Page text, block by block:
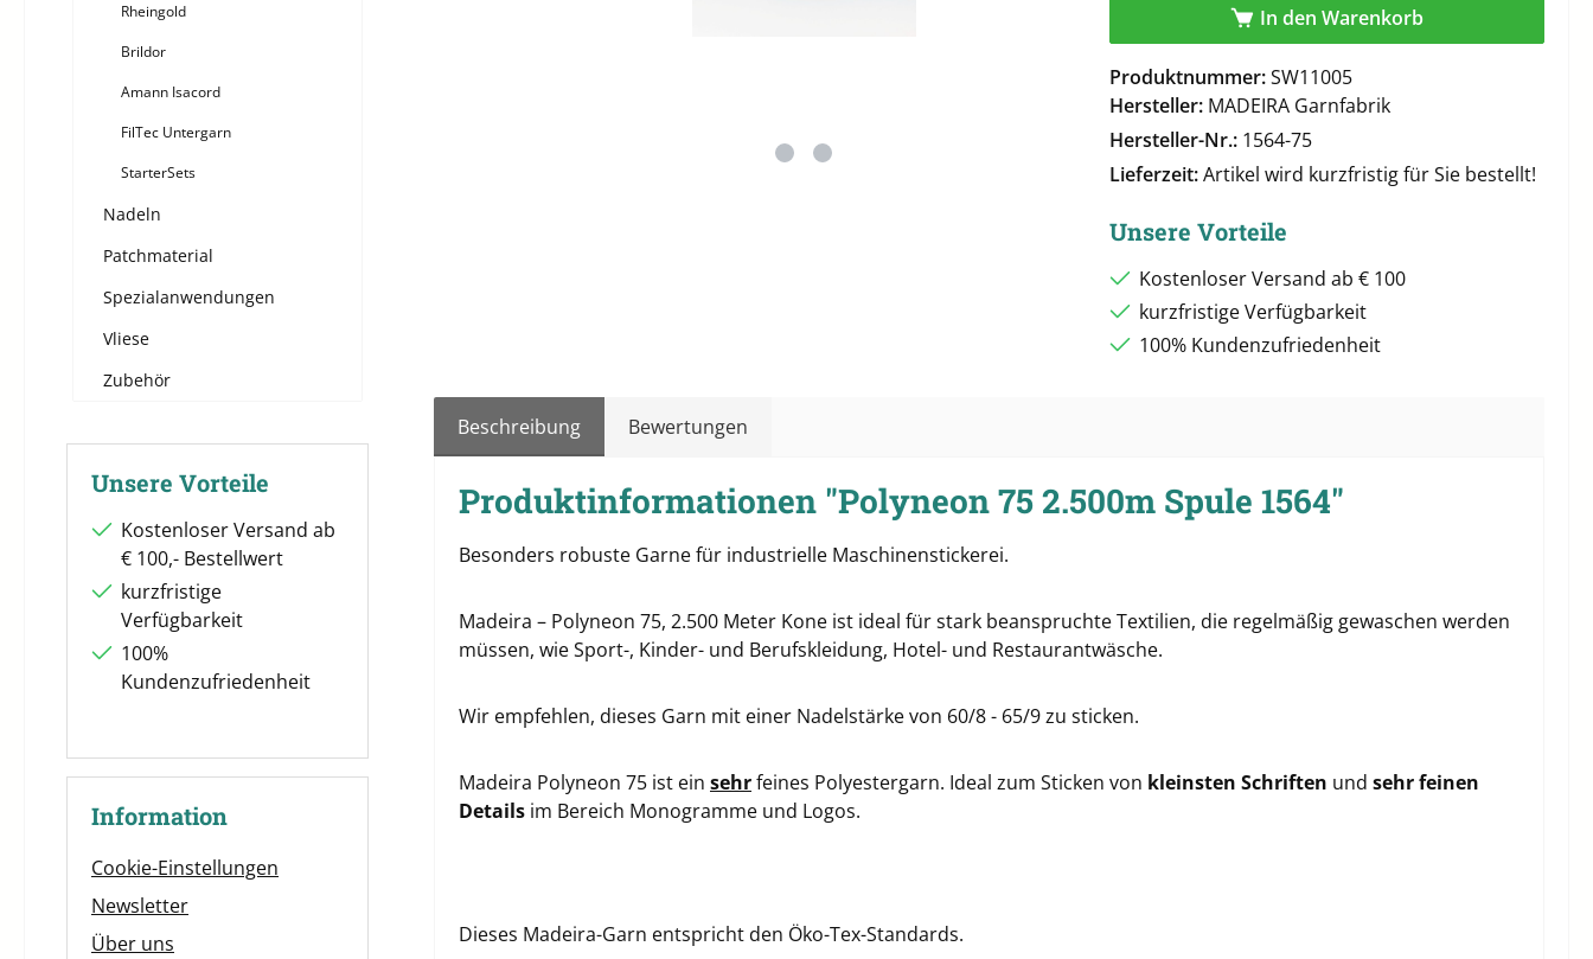
Rheingold
Brildor
Amann Isacord
FilTec Untergarn
StarterSets
Nadeln
Patchmaterial
Spezialanwendungen
Vliese
Zubehör
Unsere Vorteile
Kostenloser Versand ab
€ 100,- Bestellwert
kurzfristige
Verfügbarkeit
100%
Kundenzufriedenheit
Information
Cookie-Einstellungen
Newsletter
Über uns
In den Warenkorb
Produktnummer:SW11005
Hersteller: MADEIRA Garnfabrik
Hersteller-Nr.: 1564-75
Lieferzeit:Artikel wird kurzfristig für Sie bestellt!
Unsere Vorteile
Kostenloser Versand ab € 100
kurzfristige Verfügbarkeit
100% Kundenzufriedenheit
Beschreibung Bewertungen
Produktinformationen "Polyneon 75 2.500m Spule 1564"
Besonders robuste Garne für industrielle Maschinenstickerei.
Madeira – Polyneon 75, 2.500 Meter Kone ist ideal für stark beanspruchte Textilien, die regelmäßig gewaschen werden
müssen, wie Sport-, Kinder- und Berufskleidung, Hotel- und Restaurantwäsche.
Wir empfehlen, dieses Garn mit einer Nadelstärke von 60/8 - 65/9 zu sticken.
Madeira Polyneon 75 ist ein sehrfeines Polyestergarn. Ideal zum Sticken von kleinsten Schriften und sehr feinen
Details im Bereich Monogramme und Logos.
Dieses Madeira-Garn entspricht den Öko-Tex-Standards.